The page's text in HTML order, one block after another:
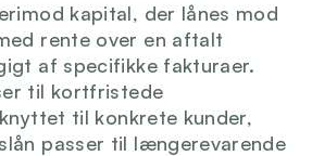
kapital, der lånes mod
rente over en aftalt
af specifikke fakturaer.
til kortfristede
til konkrete kunder,
passer til længerevarende